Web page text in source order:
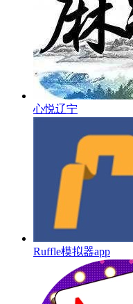
心悦辽宁
Ruffle模拟器app